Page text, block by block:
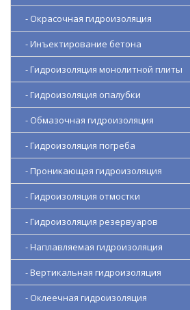
- Окрасочная гидроизоляция
- Инъектирование бетона
- Гидроизоляция монолитной плиты
- Гидроизоляция опалубки
- Обмазочная гидроизоляция
- Гидроизоляция погреба
- Проникающая гидроизоляция
- Гидроизоляция отмостки
- Гидроизоляция резервуаров
- Наплавляемая гидроизоляция
- Вертикальная гидроизоляция
- Оклеечная гидроизоляция